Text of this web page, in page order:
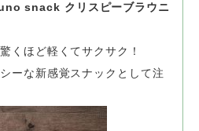
snack クリスピーブラウニ
くほど軽くてサクサク！
ーな新感覚スナックとして注